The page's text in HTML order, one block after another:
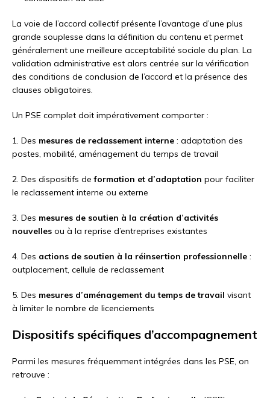
La voie de l’accord collectif présente l’avantage d’une plus
grande souplesse dans la définition du contenu et permet
généralement une meilleure acceptabilité sociale du plan. La
validation administrative est alors centrée sur la vérification
des conditions de conclusion de l’accord et la présence des
clauses obligatoires.
Un PSE complet doit impérativement comporter :
1. Des mesures de reclassement interne : adaptation des
postes, mobilité, aménagement du temps de travail
2. Des dispositifs deformation et d’adaptation pour faciliter
le reclassement interne ou externe
3. Des mesures de soutien à la création d’activités
nouvelles ou à la reprise d’entreprises existantes
4. Des actions de soutien à la réinsertion professionnelle :
outplacement, cellule de reclassement
5. Des mesures d’aménagement du temps de travail visant
à limiter le nombre de licenciements
Dispositifs spécifiques d’accompagnement
Parmi les mesures fréquemment intégrées dans les PSE, on
retrouve :